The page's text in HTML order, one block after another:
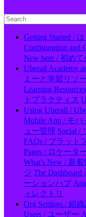
Getting Started /
Configuration and
New here / 初め
Uberall Academy
ミーと学習リソ
Learning
トプラクティス
Using Uberall /
Mobile App / モバ
ュー管理 Social /
FAQs / プラット
Pages / ロケータ
What's New / 新着
ジ The
ーションハブ
ィレクトリ
Org Settings / 組
Users / ユーザー